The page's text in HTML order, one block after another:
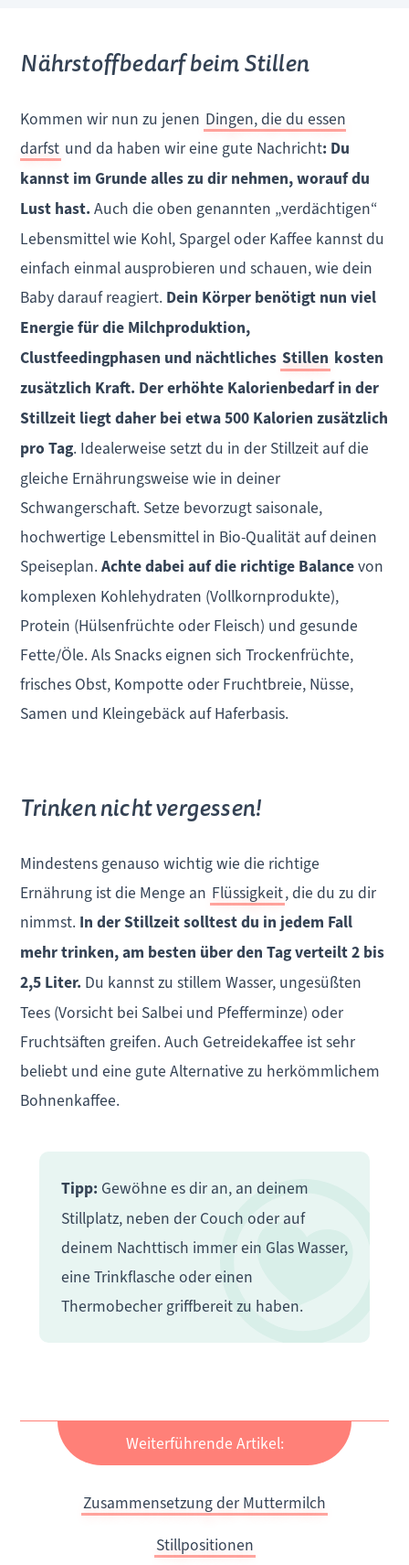
Nährstoffbedarf beim Stillen
Kommen wir nun zu jenen Dingen, die du essen
darfst und da haben wir eine gute Nachricht: Du
kannst im Grunde alles zu dir nehmen, worauf du
Lust hast.Auch die oben genannten „verdächtigen“
Lebensmittel wie Kohl, Spargel oder Kaffee kannst du
einfach einmal ausprobieren und schauen, wie dein
Baby darauf reagiert. Dein Körper benötigt nun viel
Energie für die Milchproduktion,
Clustfeedingphasen und nächtliches Stillen kosten
zusätzlich Kraft. Der erhöhte Kalorienbedarf in der
Stillzeit liegt daher bei etwa 500 Kalorien zusätzlich
pro Tag. Idealerweise setzt du in der Stillzeit auf die
gleiche Ernährungsweise wie in deiner
Schwangerschaft. Setze bevorzugt saisonale,
hochwertige Lebensmittel in Bio-Qualität auf deinen
Speiseplan.Achte dabei auf die richtige Balancevon
komplexen Kohlehydraten (Vollkornprodukte),
Protein (Hülsenfrüchte oder Fleisch) und gesunde
Fette/Öle. Als Snacks eignen sich Trockenfrüchte,
frisches Obst, Kompotte oder Fruchtbreie, Nüsse,
Samen und Kleingebäck auf Haferbasis.
Trinken nicht vergessen!
Mindestens genauso wichtig wie die richtige
Ernährung ist die Menge an Flüssigkeit, die du zu dir
nimmst. In der Stillzeit solltest du in jedem Fall
mehr trinken, am besten über den Tag verteilt 2 bis
2,5 Liter. Du kannst zu stillem Wasser, ungesüßten
Tees (Vorsicht bei Salbei und Pfefferminze) oder
Fruchtsäften greifen. Auch Getreidekaffee ist sehr
beliebt und eine gute Alternative zu herkömmlichem
Bohnenkaffee.
Tipp: Gewöhne es dir an, an deinem
Stillplatz, neben der Couch oder auf
deinem Nachttisch immer ein Glas Wasser,
eine Trinkflasche oder einen
Thermobecher griffbereit zu haben.
Weiterführende Artikel:
Zusammensetzung der Muttermilch
Stillpositionen